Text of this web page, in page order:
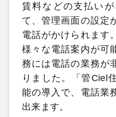
賃料などの支払い
て、管理画面の設定
電話がかけられます
様々な電話案内が可
務には電話の業務が
りました。「管Ciel
能の導入で、電話業
出来ます。